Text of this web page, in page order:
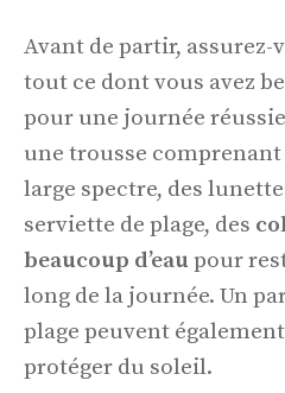
Avant de partir, assurez-
tout ce dont vous avez
pour une journée
une trousse
large spectre, des
serviette de plage, des
beaucoup d’eau pour
long de la journée. Un
plage peuvent
protéger du soleil.